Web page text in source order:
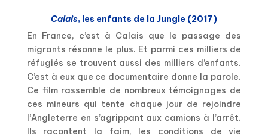
Calais, les enfants de la Jungle (2017)
En France, c’est à Calais que le passage des
migrants résonne le plus. Et parmi ces milliers de
réfugiés se trouvent aussi des milliers d’enfants.
C’est à eux que ce documentaire donne la parole.
Ce film rassemble de nombreux témoignages de
ces mineurs qui tente chaque jour de rejoindre
l’Angleterre en s’agrippant aux camions à l’arrêt.
Ils racontent la faim, les conditions de vie